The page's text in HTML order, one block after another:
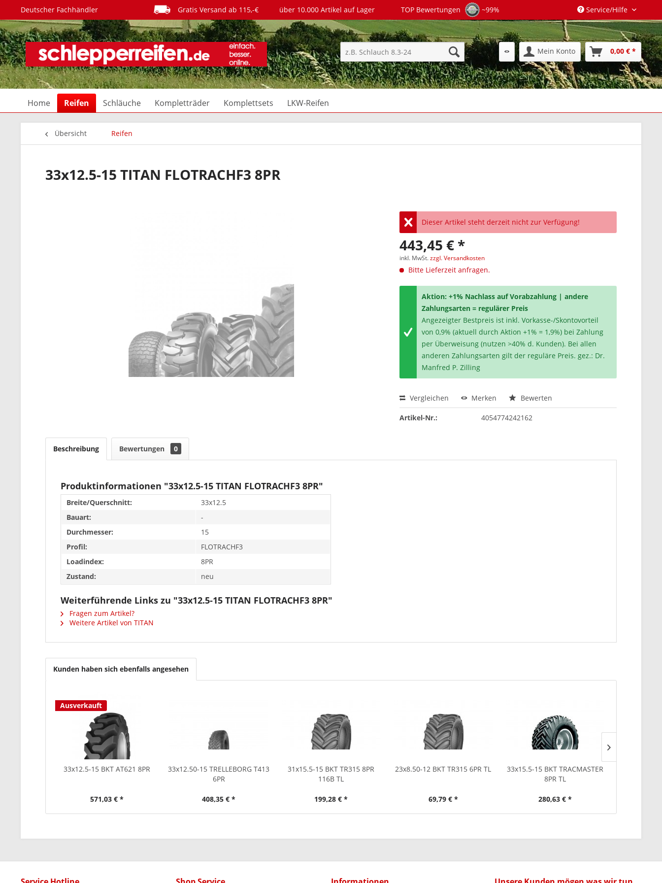
Deutscher Fachhändler Gratis Versand ab 115,-€ über 10.000 Artikel auf Lager TOP Bewertungen ~99% Service/Hilfe
Mein Konto 0,00 € *
Home Reifen Schläuche Kompletträder Komplettsets LKW-Reifen
Übersicht Reifen
33x12.5-15 TITAN FLOTRACHF3 8PR
Dieser Artikel steht derzeit nicht zur Verfügung!
443,45 € *
inkl. MwSt.zzgl. Versandkosten
Bitte Lieferzeit anfragen.
Aktion: +1% Nachlass auf Vorabzahlung | andere
Zahlungsarten = regulärer Preis
Angezeigter Bestpreis ist inkl. Vorkasse-/Skontovorteil
von 0,9% (aktuell durch Aktion +1% = 1,9%) bei Zahlung
per Überweisung (nutzen >40% d. Kunden). Bei allen
anderen Zahlungsarten gilt der reguläre Preis. gez.: Dr.
Manfred P. Zilling
Vergleichen Merken Bewerten
Artikel-Nr.: 4054774242162
Beschreibung Bewertungen 0
Produktinformationen "33x12.5-15 TITAN FLOTRACHF3 8PR"
Breite/Querschnitt:
33x12.5
Bauart:
-
Durchmesser:
15
Profil:
FLOTRACHF3
Loadindex:
8PR
Zustand:
neu
Weiterführende Links zu "33x12.5-15 TITAN FLOTRACHF3 8PR"
Fragen zum Artikel?
Weitere Artikel von TITAN
Kunden haben sich ebenfalls angesehen
Ausverkauft
33x12.5-15 BKT AT621 8PR
571,03 € *
33x12.50-15 TRELLEBORG T413
6PR
408,35 € *
31x15.5-15 BKT TR315 8PR
116B TL
199,28 € *
23x8.50-12 BKT TR315 6PR TL
69,79 € *
33x15.5-15 BKT TRACMASTER
8PR TL
280,63 € *